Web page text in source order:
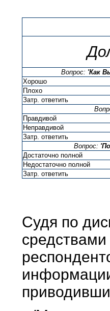
Вопрос: 'Как
Хорошо
Плохо
Затр. ответить
Правдивой
Неправдивой
Затр. ответить
Вопрос:
Достаточно полной
Недостаточно полной
Затр. ответить
Судя по